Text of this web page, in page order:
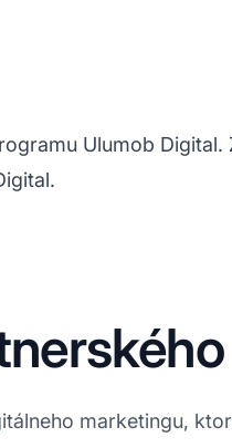
Ulumob
marketingu,